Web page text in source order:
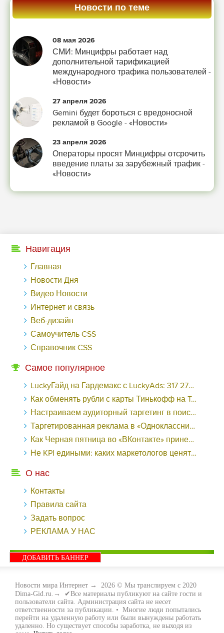
Новости по теме
08 мая 2026
СМИ: Минцифры работает над
дополнительной тарификацией
международного трафика пользователей -
«Новости»
27 апреля 2026
Gemini будет бороться с вредоносной
рекламой в Google - «Новости»
23 апреля 2026
Операторы просят Минцифры отсрочить
введение платы за зарубежный трафик -
«Новости»
Навигация
Главная
Новости Дня
Видео Новости
Интернет и связь
Веб-дизайн
Самоучитель CSS
Справочник CSS
Самое популярное
LuckyГайд на Гардемакс с LuckyAds: 317 279 рублей за 10 дней - «Надо знать»
Как обменять рубли с карты Тинькофф на Tether ERC20 (USDT)?
Настраиваем аудиторный таргетинг в поисковой кампании Google Ads - «Заработок»
Таргетированная реклама в «Одноклассниках»: как ее настроить и нужно ли - «Заработок»
Как Черная пятница во «ВКонтакте» принесла магазину подарков 221 продажу по цене 38 рублей - «Заработок»
Не KPI едиными: каких маркетологов ценят - «Заработок»
О нас
Контакты
Правила сайта
Задать вопрос
РЕКЛАМА У НАС
ДОБАВИТЬ БАННЕР
Новости мира Интернет → 2026 © Мы транслируем с 2020
Dima-Gid.ru.→ ✔Все материалы публикуют на сайте гости и
пользователи сайта. Администрация сайта не несет
ответственности за публикации. • Многие люди попытались
перейти на удаленную работу или были вынуждены работать
удаленно. Но существует способы заработка, не выходя из